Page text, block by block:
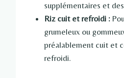
supplémentaires et
Riz cuit et refroidi :
grumeleux ou
préalablement cuit et
refroidi.